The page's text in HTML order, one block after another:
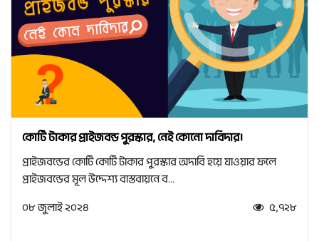
কোটি টাকার প্রাইজবন্ড পুরস্কার, নেই কোনো দাবিদার।
প্রাইজবন্ডের কোটি কোটি টাকার পুরস্কার অদাবি হয়ে যাওয়ার ফলে
প্রাইজবন্ডের মূল উদ্দেশ্য বাস্তবায়নে ব...
০৮ জুলাই ২০২৪
৫,৭২৮